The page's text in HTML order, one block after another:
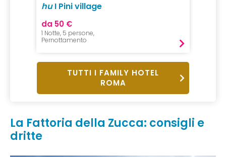
huI Pini village
da 50 €
1 Notte, 5 persone,
Pernottamento
TUTTI I FAMILY HOTEL
ROMA
La Fattoria della Zucca: consigli e
dritte